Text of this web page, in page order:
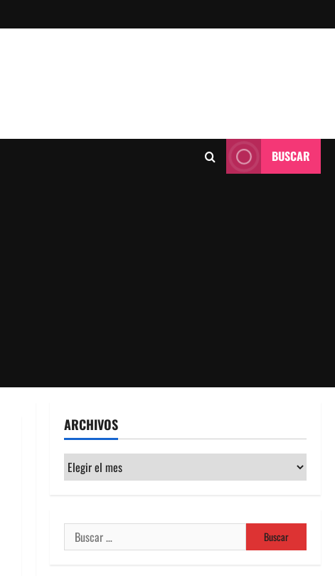
BUSCAR
ARCHIVOS
Archivos
Buscar: